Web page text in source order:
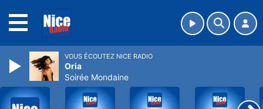
VOUS ÉCOUTEZ NICE RADIO
Oria
Soirée Mondaine